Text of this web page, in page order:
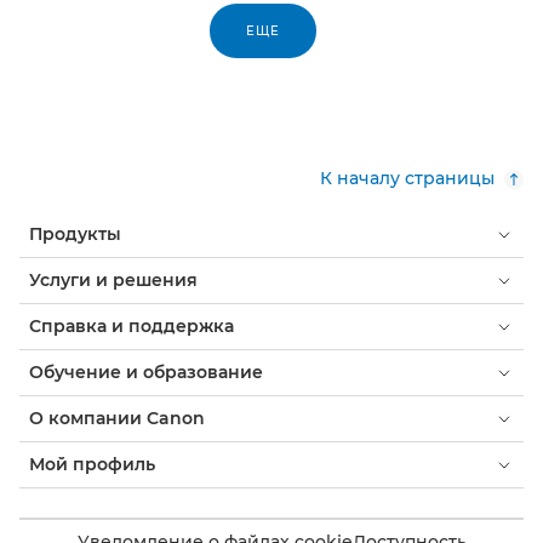
ЕЩЕ
К началу страницы
Продукты
Услуги и решения
Справка и поддержка
Обучение и образование
О компании Canon
Мой профиль